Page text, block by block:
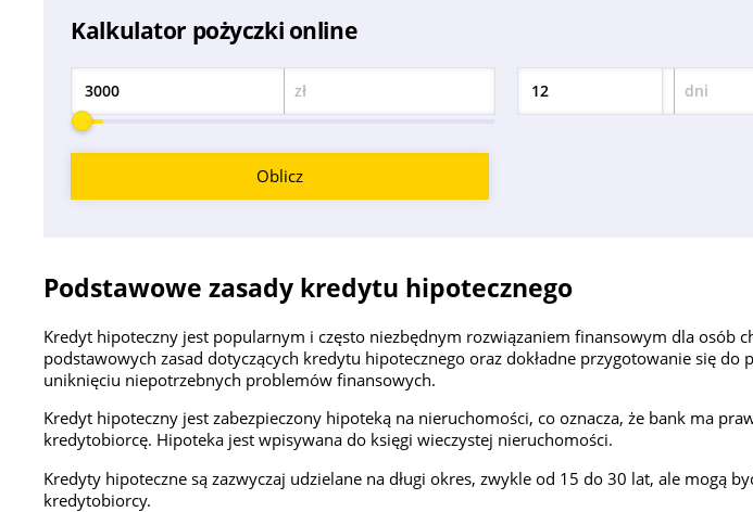
Kalkulator pożyczki online
Kwota zł Okres dni
Oblicz
Podstawowe zasady kredytu hipotecznego
Kredyt hipoteczny jest popularnym i często niezbędnym rozwiązaniem finansowym dla osób
podstawowych zasad dotyczących kredytu hipotecznego oraz dokładne przygotowanie się
uniknięciu niepotrzebnych problemów finansowych.
Kredyt hipoteczny jest zabezpieczony hipoteką na nieruchomości, co oznacza, że bank ma
kredytobiorcę. Hipoteka jest wpisywana do księgi wieczystej nieruchomości.
Kredyty hipoteczne są zazwyczaj udzielane na długi okres, zwykle od 15 do 30 lat, ale mogą
kredytobiorcy.